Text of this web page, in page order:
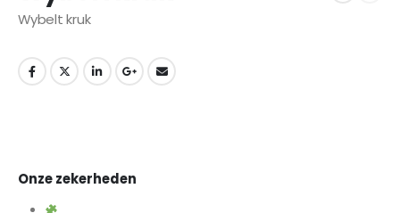
Wybelt kruk
Onze zekerheden